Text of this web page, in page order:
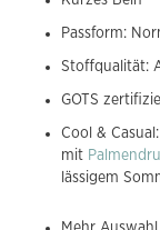
Passform:
Stoffqualität:
GOTS
Cool &
mit
lässigem